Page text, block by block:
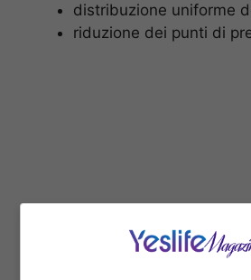
distribuzione uniforme
riduzione dei punti di